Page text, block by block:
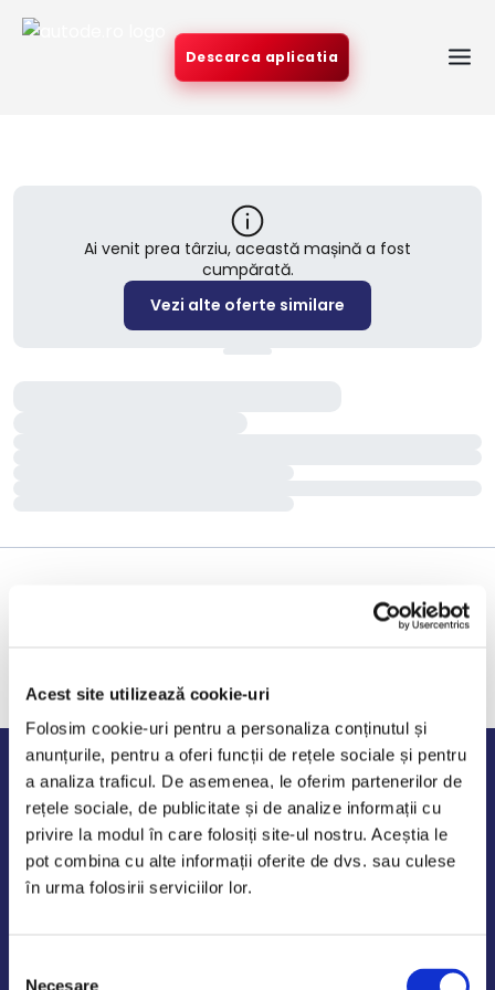
Acest site utilizează cookie-uri
Folosim cookie-uri pentru a personaliza conținutul și
anunțurile, pentru a oferi funcții de rețele sociale și pentru
a analiza traficul. De asemenea, le oferim partenerilor de
rețele sociale, de publicitate și de analize informații cu
privire la modul în care folosiți site-ul nostru. Aceștia le
pot combina cu alte informații oferite de dvs. sau culese
în urma folosirii serviciilor lor.
Necesare
Descarca aplicatia
Ai venit prea târziu, această mașină a fost
cumpărată.
Vezi alte oferte similare
Program de lucru
Luni - Vineri: 09:00-18:00
Sambata - Duminica: 10:00-14:00